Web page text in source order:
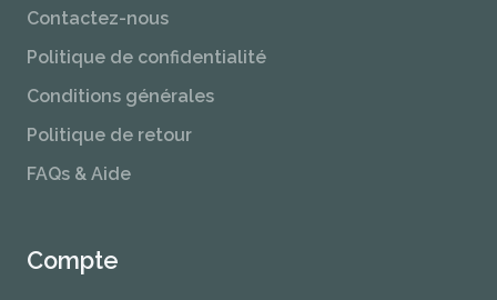
Contactez-nous
Politique de confidentialité
Conditions générales
Politique de retour
FAQs & Aide
Compte